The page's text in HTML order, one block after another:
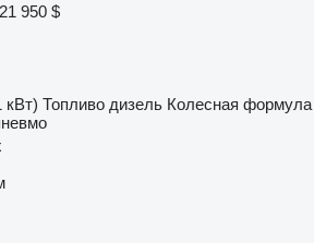
950 $
кВт) Топливо дизель Колесная формула